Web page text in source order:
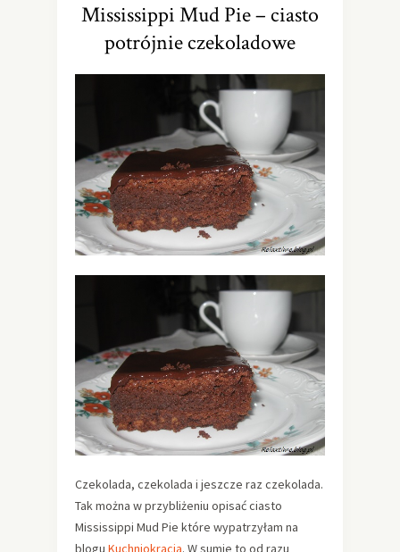
Mississippi Mud Pie – ciasto
potrójnie czekoladowe
Czekolada, czekolada i jeszcze raz czekolada.
Tak można w przybliżeniu opisać ciasto
Mississippi Mud Pie które wypatrzyłam na
blogu Kuchniokracja. W sumie to od razu